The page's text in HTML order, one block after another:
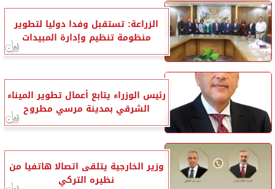
الزراعة: تستقبل وفدا دوليا لتطوير
منظومة تنظيم وإدارة المبيدات
رئيس الوزراء يتابع أعمال تطوير الميناء
الشرقي بمدينة مرسي مطروح
وزير الخارجية يتلقى اتصالا هاتفيا من
نظيره التركي